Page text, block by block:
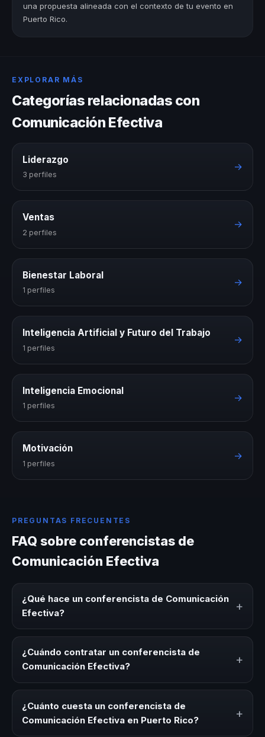
una propuesta alineada con el contexto de tu evento en
Puerto Rico.
EXPLORAR MÁS
Categorías relacionadas con
Comunicación Efectiva
Liderazgo
3 perfiles
→
Ventas
2 perfiles
→
Bienestar Laboral
1 perfiles
→
Inteligencia Artificial y Futuro del Trabajo
1 perfiles
→
Inteligencia Emocional
1 perfiles
→
Motivación
1 perfiles
→
PREGUNTAS FRECUENTES
FAQ sobre conferencistas de
Comunicación Efectiva
¿Qué hace un conferencista de Comunicación
Efectiva?
+
experto que comparte conocimiento, estrategias y
experiencias sobre este tema en eventos corporativos,
reflexión, inspiración y herramientas aplicables para la
¿Cuándo contratar un conferencista de
Comunicación Efectiva?
+
Efectiva para kick-offs, convenciones anuales,
programas de desarrollo, eventos de integración o
cuando tu organización necesita impulsar un cambio
¿Cuánto cuesta un conferencista de
Comunicación Efectiva en Puerto Rico?
+